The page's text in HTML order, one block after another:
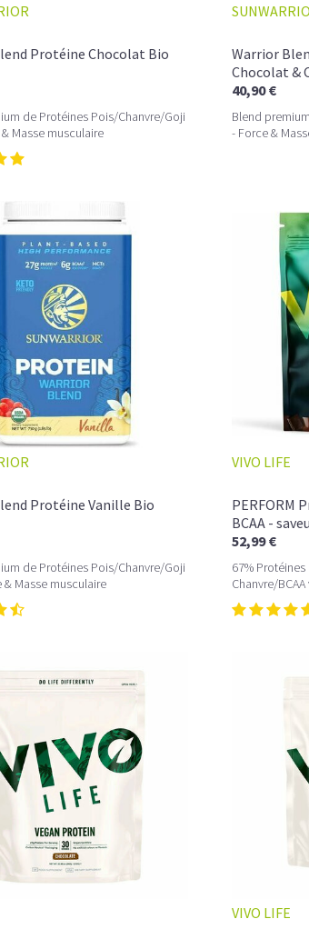
L’ÉQUILIBRE PARFAIT
Un café riche avec un
avant le prochain défi.
Une énergie immédiate
allié parfait après
Pour ceux qui veulent
🍯 CAFÉ FRAPPÉ AU
Protéine Chocolat Bio
de Protéines Pois/Chanvre/Goji
Masse musculaire
Warrior
Chocolat &
40,90 €
Blend
- Force &
Protéine Vanille Bio
de Protéines Pois/Chanvre/Goji
& Masse musculaire
VIVO LIFE
PERFORM
BCAA -
52,99 €
67%
Chanvre/
VIVO LIFE